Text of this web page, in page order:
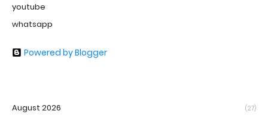
youtube
whatsapp
Powered by Blogger
August 2026 (27)